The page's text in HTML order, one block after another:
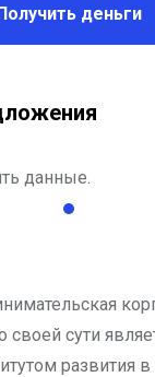
деньги
данные.
своей сути
развития